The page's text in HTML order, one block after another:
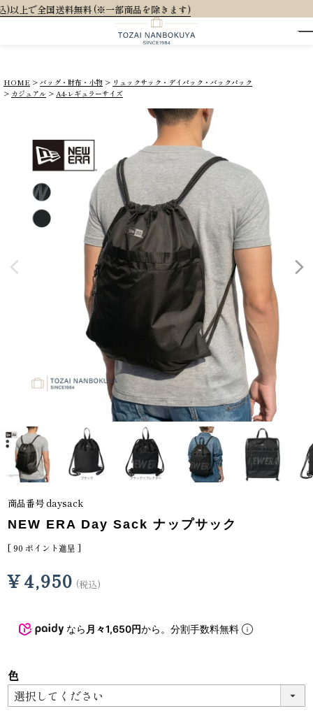
を除きます)
HOME バッグ・財布・小物
リュックサック・デイパック・バックパック
カジュアル
A4-レギュラーサイズ
商品番号daysack
NEW ERA Day Sack ナップサック
[90 ポイント進呈 ]
¥4,950 税込
なら 月々1,650円から。分割手数料無料
色